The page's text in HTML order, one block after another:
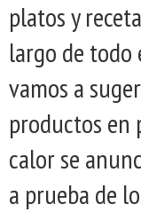
platos y
largo de todo
vamos a
productos en
calor se
a prueba de